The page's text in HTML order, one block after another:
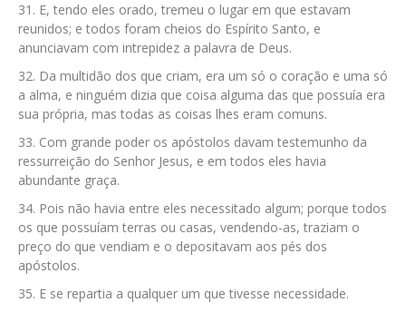
E, tendo eles orado, tremeu o lugar em que estavam
reunidos; e todos foram cheios do Espírito Santo, e
anunciavam com intrepidez a palavra de Deus.
Da multidão dos que criam, era um só o coração e uma só
a alma, e ninguém dizia que coisa alguma das que possuía era
sua própria, mas todas as coisas lhes eram comuns.
Com grande poder os apóstolos davam testemunho da
ressurreição do Senhor Jesus, e em todos eles havia
abundante graça.
Pois não havia entre eles necessitado algum; porque todos
os que possuíam terras ou casas, vendendo-as, traziam o
preço do que vendiam e o depositavam aos pés dos
apóstolos.
E se repartia a qualquer um que tivesse necessidade.